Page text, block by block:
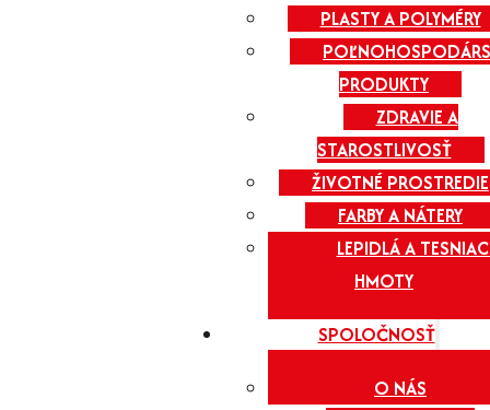
PLASTY A POLYMÉRY
PRODUKTY
ZDRAVIE A
STAROSTLIVOSŤ
ŽIVOTNÉ PROSTREDIE
FARBY A NÁTERY
LEPIDLÁ A
HMOTY
SPOLOČNOSŤ
O NÁS